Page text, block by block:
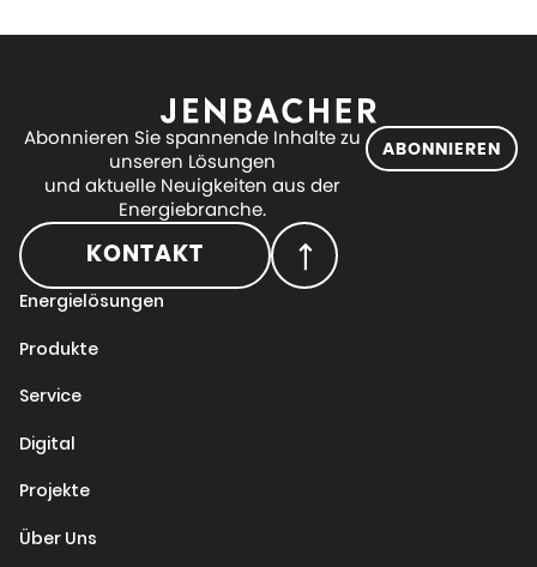
Abonnieren Sie spannende Inhalte zu
unseren Lösungen
und aktuelle Neuigkeiten aus der
Energiebranche.
ABONNIEREN
KONTAKT
Energielösungen
Produkte
Service
Digital
Projekte
Über Uns